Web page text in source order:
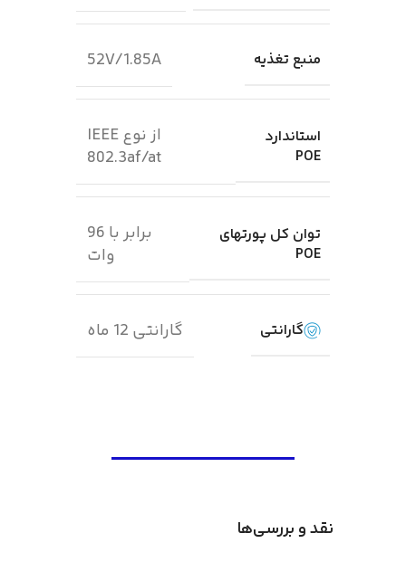
منبع تغذیه 52V/1.85A
استاندارد
POE
از نوع IEEE
802.3af/at
توان کل پورتهای
POE
برابر با 96
وات
گارانتی گارانتی 12 ماه
نقد و بررسی‌ها